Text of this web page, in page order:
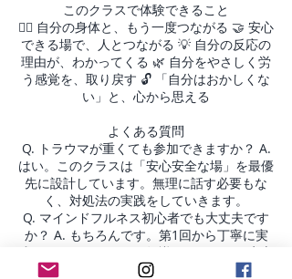
このクラスで体験できること
😮‍💨 自分の身体と、もう一度つながる 🤝 安心
できる場で、人とつながる 💡 自分の反応の
理由が、わかってくる 🌿 自分をやさしく労
う感覚を、取り戻す 🔓 「自分はおかしくな
い」と、心から思える
よくある質問
Q. トラウマが重くても参加できますか？ A.
はい。このクラスは「安心安全な場」を最優
先に設計しています。無理に話す必要もな
く、対処法の実践をしていきます。
Q. マインドフルネス初心者でも大丈夫です
か？ A. もちろんです。第1回から丁寧に実
践していきますので、知識ゼロからでも安心
してご参加ください。